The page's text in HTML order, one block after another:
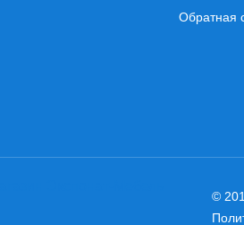
Обратная
©